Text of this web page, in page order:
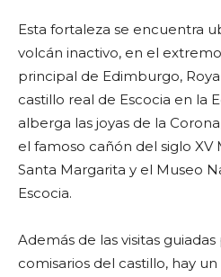
Esta fortaleza se encuentra
volcán inactivo, en el
principal de Edimburgo,
castillo real de Escocia en la
alberga las joyas de la
el famoso cañón del siglo XV
Santa Margarita y el Museo
Escocia.
Además de las visitas
comisarios del castillo, hay